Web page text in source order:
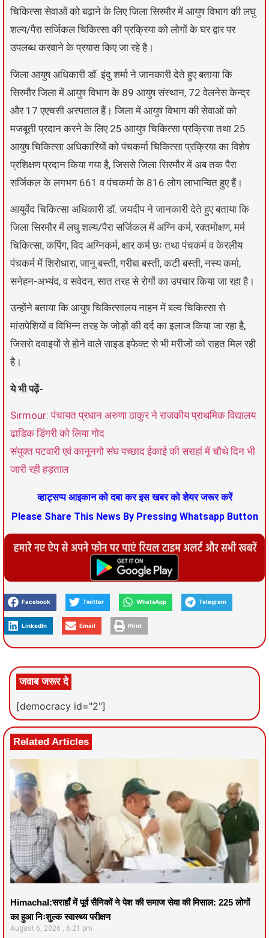
चिकित्सा सेवाओं को बढ़ाने के लिए जिला सिरमौर में आयुष विभाग की लघु
शल्य/पैरा सर्जिकल चिकित्सा की प्रक्रिया को लोगों के घर द्वार पर
उपलब्ध करवाने के प्रयास किए जा रहे है।
जिला आयुष अधिकारी डॉ. इंदु शर्मा ने जानकारी देते हुए बताया कि
सिरमौर जिला में आयुष विभाग के 89 आयुष संस्थान, 72 वेलनेस केन्द्र
और 17 एएचसी अस्पताल हैं। जिला में आयुष विभाग की सेवाओं को
मजबूती प्रदान करने के लिए 25 आायुष चिकित्सा प्रक्रिया तथा 25
आयुष चिकित्सा अधिकारियों को पंचकर्मा चिकित्सा प्रक्रिया का विशेष
प्रशिक्षण प्रदान किया गया है, जिससे जिला सिरमौर में अब तक पैरा
सर्जिकल के लगभग 661 व पंचकर्मा के 816 लोग लाभान्वित हुए हैं।
आयुर्वेद चिकित्सा अधिकारी डॉ. जयदीप ने जानकारी देते हुए बताया कि
जिला सिरमौर में लघु शल्य/पैरा सर्जिकल में अग्नि कर्म, रक्तमोक्षण, मर्म
चिकित्सा, कपिंग, विद अग्निकर्म, क्षार कर्म छः तथा पंचकर्म व केरलीय
पंचकर्म में शिरोधारा, जानू बस्ती, गरीबा बस्ती, कटी बस्ती, नस्य कर्मा,
सनेहन-अभ्यंद, व सवेदन, सात तरह से रोगों का उपचार किया जा रहा है।
उन्होंने बताया कि आयुष चिकित्सालय नाहन में बल्व चिकित्सा से
मांसपेशियों व विभिन्न तरह के जोड़ों की दर्द का इलाज किया जा रहा है,
जिससे दवाइयों से होने वाले साइड इफेक्ट से भी मरीजों को राहत मिल रही
है।
ये भी पढ़ें-
Sirmour: पंचायत प्रधान अरुणा ठाकुर ने राजकीय प्राथमिक विद्यालय
ढाडिक डिंगरी को लिया गोद
संयुक्त पटवारी एवं कानूनगो संघ पच्छाद ईकाई की सराहां में चौथे दिन भी
जारी रही हड़ताल
व्हाट्सप्प आइकान को दबा कर इस खबर को शेयर जरूर करें
Please Share This News By Pressing Whatsapp Button
Facebook Twitter WhatsApp Telegram
LinkedIn Email Print
जवाब जरूर दे
[democracy id="2"]
Related Articles
Himachal:सराहाँ में पूर्व सैनिकों ने पेश की समाज सेवा की मिसाल: 225 लोगों
का हुआ निःशुल्क स्वास्थ्य परीक्षण
August 6, 2026 6:21 pm